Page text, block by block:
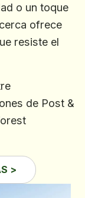
o un toque
ofrece
resiste el
de Post &
>